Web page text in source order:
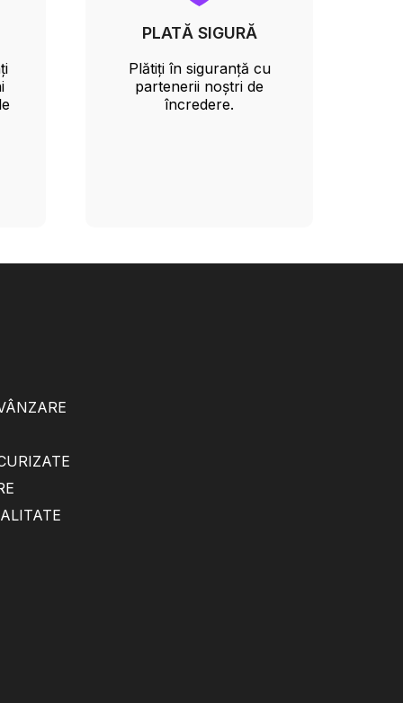
PLATĂ SIGURĂ
Plătiți în siguranță cu
partenerii noștri de
încredere.